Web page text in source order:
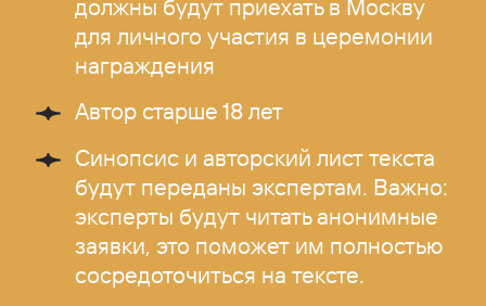
должны будут приехать в Москву
для личного участия в церемонии
награждения
Автор старше 18 лет
Синопсис и авторский лист текста
будут переданы экспертам. Важно:
эксперты будут читать анонимные
заявки, это поможет им полностью
сосредоточиться на тексте.